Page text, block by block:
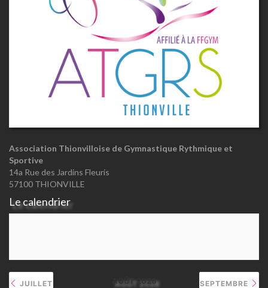
Association Thionvilloise de Gymnastique Rythmique et
Sportive
14a Rue des Jardins Fleuris
57100 THIONVILLE
Le calendrier
JUILLET AOÛT 2026 SEPTEMBRE